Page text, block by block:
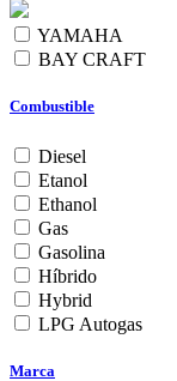
YAMAHA
BAY CRAFT
Combustible
Diesel
Etanol
Ethanol
Gas
Gasolina
Híbrido
Hybrid
LPG Autogas
Marca